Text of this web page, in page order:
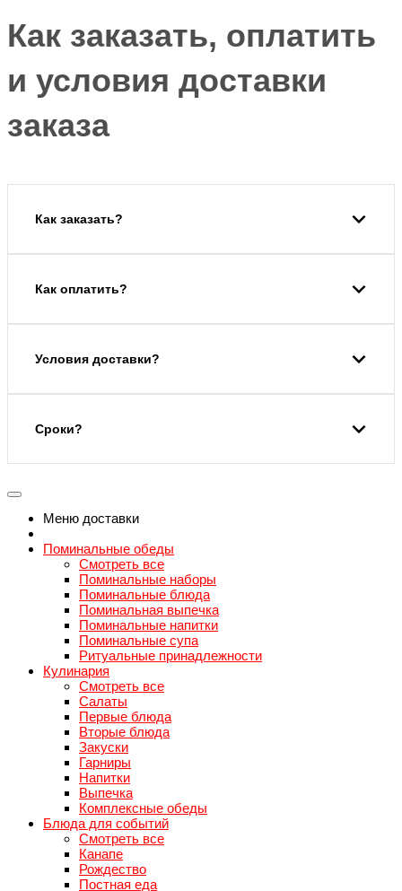
Как заказать, оплатить
и условия доставки
заказа
Как заказать?
Как оплатить?
Условия доставки?
Сроки?
Меню доставки
Поминальные обеды
Смотреть все
Поминальные наборы
Поминальные блюда
Поминальная выпечка
Поминальные напитки
Поминальные супа
Ритуальные принадлежности
Кулинария
Смотреть все
Салаты
Первые блюда
Вторые блюда
Закуски
Гарниры
Напитки
Выпечка
Комплексные обеды
Блюда для событий
Смотреть все
Канапе
Рождество
Постная еда